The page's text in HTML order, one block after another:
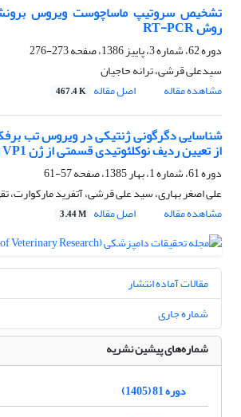
تشخیص سروتیپ ماساچوست ویروس
روش RT-PCR
دوره 62، شماره 3، پاییز 1386، صفحه
273-276
سیدعلی قرشی، ترانه حاجیان
مشاهده مقاله
اصل مقاله 467.4 K
از تعیین ردیف نوکلئوتیدی قسمتی از ژن VP1 ویروس
دوره 61، شماره 1، بهار 1385، صفحه
57-61
علی اصغر بهاری، سید علی قرشی، آتفرید مارکوارت،
مشاهده مقاله
اصل مقاله 3.44 M
مقالات آماده انتشار
شماره جاری
شماره‌های پیشین نشریه
دوره 81 (1405)